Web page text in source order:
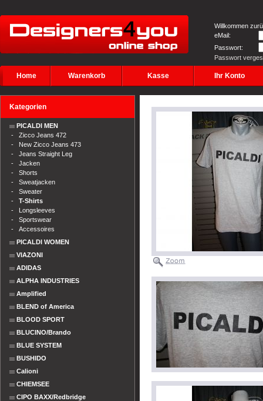
Willkommen
eMail:
Passwort:
Passwort
Home Warenkorb Kasse Ihr Konto
Kategorien
PICALDI MEN
- Zicco Jeans 472
- New Zicco Jeans 473
- Jeans Straight Leg
- Jacken
- Shorts
- Sweatjacken
- Sweater
- T-Shirts
- Longsleeves
- Sportswear
- Accessoires
PICALDI WOMEN
VIAZONI
ADIDAS
ALPHA INDUSTRIES
Amplified
BLEND of America
BLOOD SPORT
BLUCINO/Brando
BLUE SYSTEM
BUSHIDO
Calioni
CHIEMSEE
CIPO BAXX/Redbridge